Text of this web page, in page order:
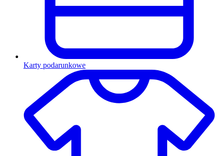
Karty podarunkowe